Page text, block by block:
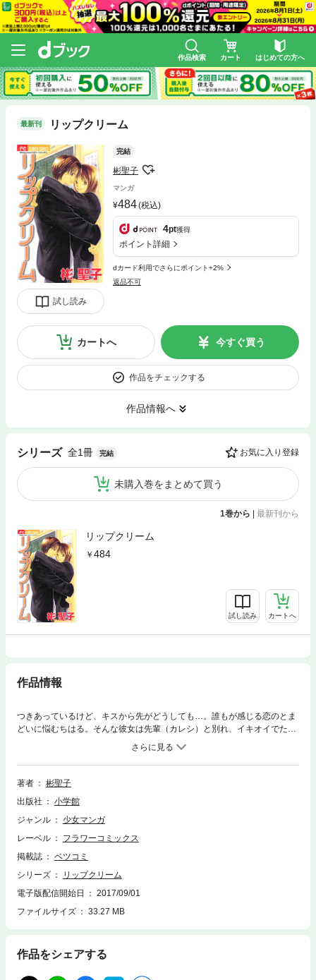
作品検索 カート はじめての方へ
最新刊 リップクリーム
試し読み
完結
彬聖子
マンガ
484(税込)
4pt獲得
ポイント詳細
dカード利用でさらにポイント+2%
返品不可
カートへ 今すぐ買う
作品をチェックする
作品情報へ
シリーズ 全1冊 完結 お気に入り登録
未購入巻をまとめて買う
1巻から 最新刊から
リップクリーム
484
試し読み カートへ
作品情報
つきあっているけど、キスから先がどうしても…。誰もが感じる恋のとま
どいに悩むちはる。そんな彼女は先輩（カレシ）と別れ、イキオイでただ
の友達だった鳴海（ナルミ）とつき合うことに！？ 全然恋人っぽくな
いサッカー少年の鳴海との、気になるキスの味は――。まぶしさにドキド
キする青春ラブストーリー集！！ ●収録作品／リップクリーム／流
れ星入りチョコレートケーキ／ポケット・ベル
著者
彬聖子
出版社
小学館
ジャンル
少女マンガ
レーベル
フラワーコミックス
掲載誌
ベツコミ
シリーズ
リップクリーム
電子版配信開始日
2017/09/01
ファイルサイズ
33.27 MB
作品をシェアする